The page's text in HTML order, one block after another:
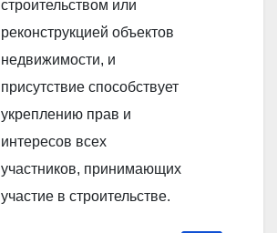
строительством или
реконструкцией объектов
недвижимости, и
присутствие способствует
укреплению прав и
интересов всех
участников, принимающих
участие в строительстве.